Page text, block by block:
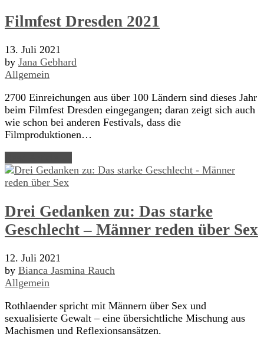
Filmfest Dresden 2021
13. Juli 2021
by Jana Gebhard
Allgemein
2700 Einreichungen aus über 100 Ländern sind dieses Jahr
beim Filmfest Dresden eingegangen; daran zeigt sich auch
wie schon bei anderen Festivals, dass die
Filmproduktionen…
Drei Gedanken zu: Das starke
Geschlecht – Männer reden über Sex
12. Juli 2021
by Bianca Jasmina Rauch
Allgemein
Rothlaender spricht mit Männern über Sex und
sexualisierte Gewalt – eine übersichtliche Mischung aus
Machismen und Reflexionsansätzen.